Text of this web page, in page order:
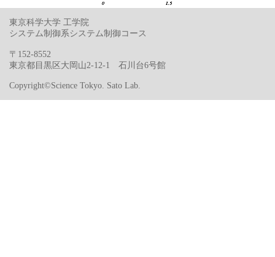
東京科学大学 工学院
システム制御系システム制御コース
〒152-8552
東京都目黒区大岡山2-12-1 石川台6号館
Copyright©Science Tokyo. Sato Lab.